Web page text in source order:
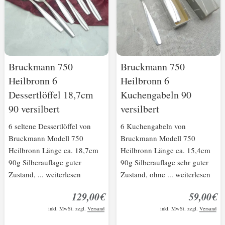
Bruckmann 750
Heilbronn 6
Dessertlöffel 18,7cm
90 versilbert
6 seltene Dessertlöffel von
Bruckmann Modell 750
Heilbronn Länge ca. 18,7cm
90g Silberauflage guter
Zustand, ... weiterlesen
129,00€
inkl. MwSt. zzgl. Versand
Bruckmann 750
Heilbronn 6
Kuchengabeln 90
versilbert
6 Kuchengabeln von
Bruckmann Modell 750
Heilbronn Länge ca. 15,4cm
90g Silberauflage sehr guter
Zustand, ohne ... weiterlesen
59,00€
inkl. MwSt. zzgl. Versand